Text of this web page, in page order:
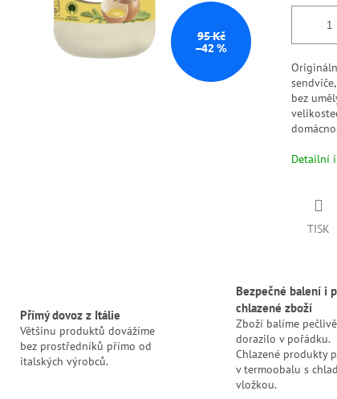
95 Kč
–42 %
bez
Detailní
TISK
Přímý dovoz z Itálie
Většinu produktů dovážíme
bez prostředníků přímo od
italských výrobců.
Bezpečné balení i
chlazené zboží
Zboží balíme
dorazilo v pořádku.
Chlazené produkty
v termoobalu s
vložkou.